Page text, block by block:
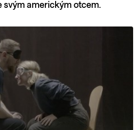
svým americkým otcem.